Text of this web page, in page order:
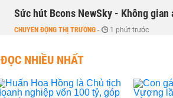
Sức hút Bcons NewSky - Không gian
CHUYỂN ĐỘNG THỊ TRƯỜNG - 1 phút trước
Chủ show 'Anh trai vượt ngàn chông
KINH DOANH - 1 phút trước
ĐỌC NHIỀU NHẤT